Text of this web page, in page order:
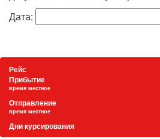
Дата:
Рейс
Прибытие
время местное
Отправление
время местное
Дни курсирования